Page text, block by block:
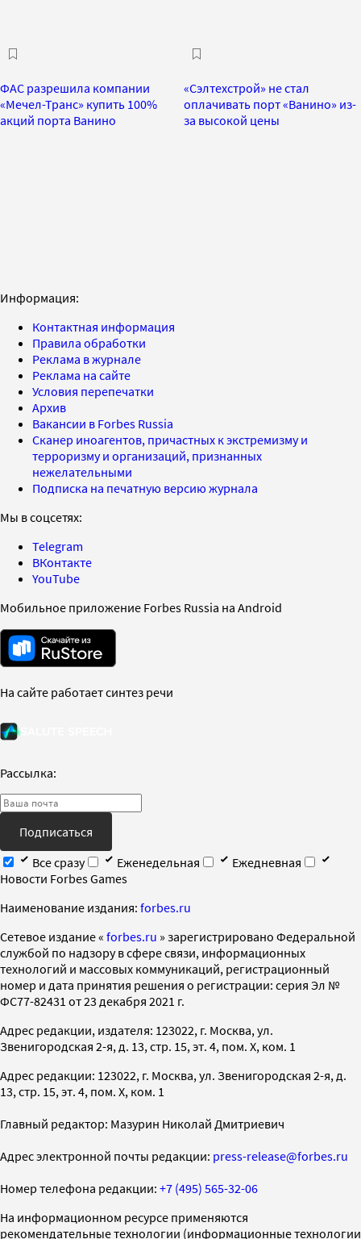
ФАС разрешила компании
«Мечел-Транс» купить 100%
акций порта Ванино
«Сэлтехстрой» не стал
оплачивать порт «Ванино» из-
за высокой цены
Информация:
Контактная информация
Правила обработки
Реклама в журнале
Реклама на сайте
Условия перепечатки
Архив
Вакансии в Forbes Russia
Сканер иноагентов, причастных к экстремизму и
терроризму и организаций, признанных
нежелательными
Подписка на печатную версию журнала
Мы в соцсетях:
Telegram
ВКонтакте
YouTube
Мобильное приложение Forbes Russia на Android
На сайте работает синтез речи
Рассылка:
Подписаться
Все сразу
Еженедельная
Ежедневная
Новости Forbes Games
Наименование издания: forbes.ru
Cетевое издание « forbes.ru » зарегистрировано Федеральной
службой по надзору в сфере связи, информационных
технологий и массовых коммуникаций, регистрационный
номер и дата принятия решения о регистрации: серия Эл №
ФС77-82431 от 23 декабря 2021 г.
Адрес редакции, издателя: 123022, г. Москва, ул.
Звенигородская 2-я, д. 13, стр. 15, эт. 4, пом. X, ком. 1
Адрес редакции: 123022, г. Москва, ул. Звенигородская 2-я, д.
13, стр. 15, эт. 4, пом. X, ком. 1
Главный редактор: Мазурин Николай Дмитриевич
Адрес электронной почты редакции: press-release@forbes.ru
Номер телефона редакции: +7 (495) 565-32-06
На информационном ресурсе применяются
рекомендательные технологии (информационные технологии